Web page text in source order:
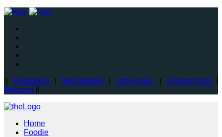
Redaktion Mediadaten Impressum| Datenschutz
Nutzung
Home
Foodie